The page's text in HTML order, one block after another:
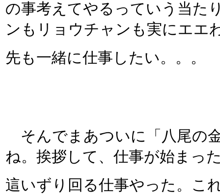
の事考えてやるっていう当た
ンもリョウチャンも実にエエ
先も一緒に仕事したい。。。
そんでまあついに「八尾の
ね。挨拶して、仕事が始まっ
這いずり回る仕事やった。こ